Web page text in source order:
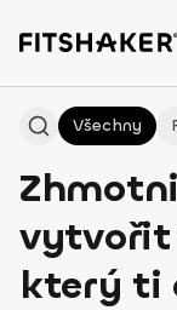
Všechny
vytvořit
který ti